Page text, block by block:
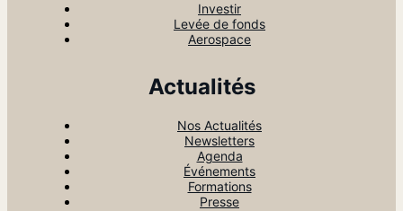
Investir
Levée de fonds
Aerospace
Actualités
Nos Actualités
Newsletters
Agenda
Événements
Formations
Presse